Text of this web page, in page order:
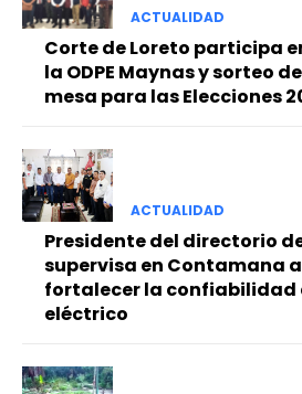
ACTUALIDAD
Corte de Loreto participa
la ODPE Maynas y sorteo
mesa para las Elecciones
ACTUALIDAD
Presidente del directorio
supervisa en Contamana
fortalecer la confiabilidad
eléctrico